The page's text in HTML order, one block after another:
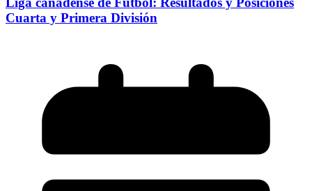
Cuarta y Primera División